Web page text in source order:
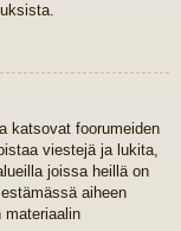
katsovat foorumeiden
viestejä ja lukita,
joissa heillä on
aiheen